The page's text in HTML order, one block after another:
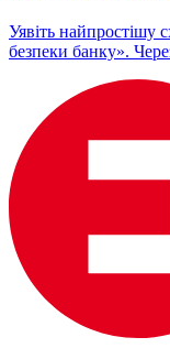
Уявіть найпростішу
безпеки банку».